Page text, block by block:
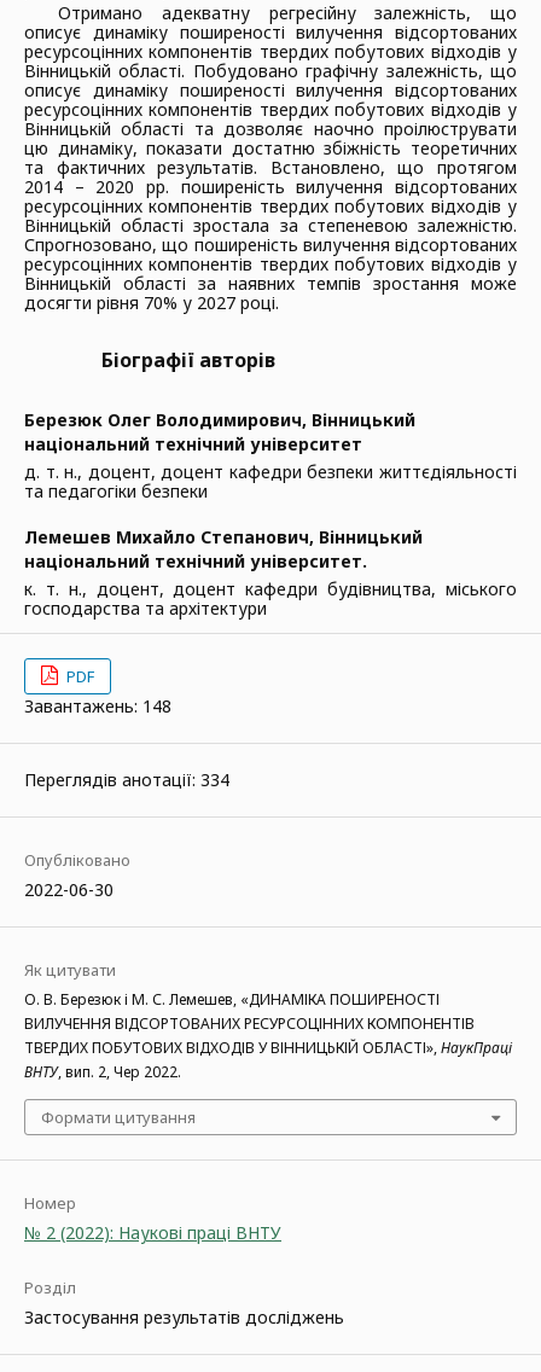
Отримано адекватну регресійну залежність, що
описує динаміку поширеності вилучення відсортованих
ресурсоцінних компонентів твердих побутових відходів у
Вінницькій області. Побудовано графічну залежність, що
описує динаміку поширеності вилучення відсортованих
ресурсоцінних компонентів твердих побутових відходів у
Вінницькій області та дозволяє наочно проілюструвати
цю динаміку, показати достатню збіжність теоретичних
та фактичних результатів. Встановлено, що протягом
2014 – 2020 рр. поширеність вилучення відсортованих
ресурсоцінних компонентів твердих побутових відходів у
Вінницькій області зростала за степеневою залежністю.
Спрогнозовано, що поширеність вилучення відсортованих
ресурсоцінних компонентів твердих побутових відходів у
Вінницькій області за наявних темпів зростання може
досягти рівня 70% у 2027 році.
Біографії авторів
Березюк Олег Володимирович, Вінницький
національний технічний університет
д. т. н., доцент, доцент кафедри безпеки життєдіяльності
та педагогіки безпеки
Лемешев Михайло Степанович, Вінницький
національний технічний університет.
к. т. н., доцент, доцент кафедри будівництва, міського
господарства та архітектури
PDF
Завантажень: 148
Переглядів анотації: 334
Опубліковано
2022-06-30
Як цитувати
О. В. Березюк і М. С. Лемешев, «ДИНАМІКА ПОШИРЕНОСТІ
ВИЛУЧЕННЯ ВІДСОРТОВАНИХ РЕСУРСОЦІННИХ КОМПОНЕНТІВ
ТВЕРДИХ ПОБУТОВИХ ВІДХОДІВ У ВІННИЦЬКІЙ ОБЛАСТІ»,НаукПраці
ВНТУ, вип. 2, Чер 2022.
Формати цитування
Номер
№ 2 (2022): Наукові праці ВНТУ
Розділ
Застосування результатів досліджень